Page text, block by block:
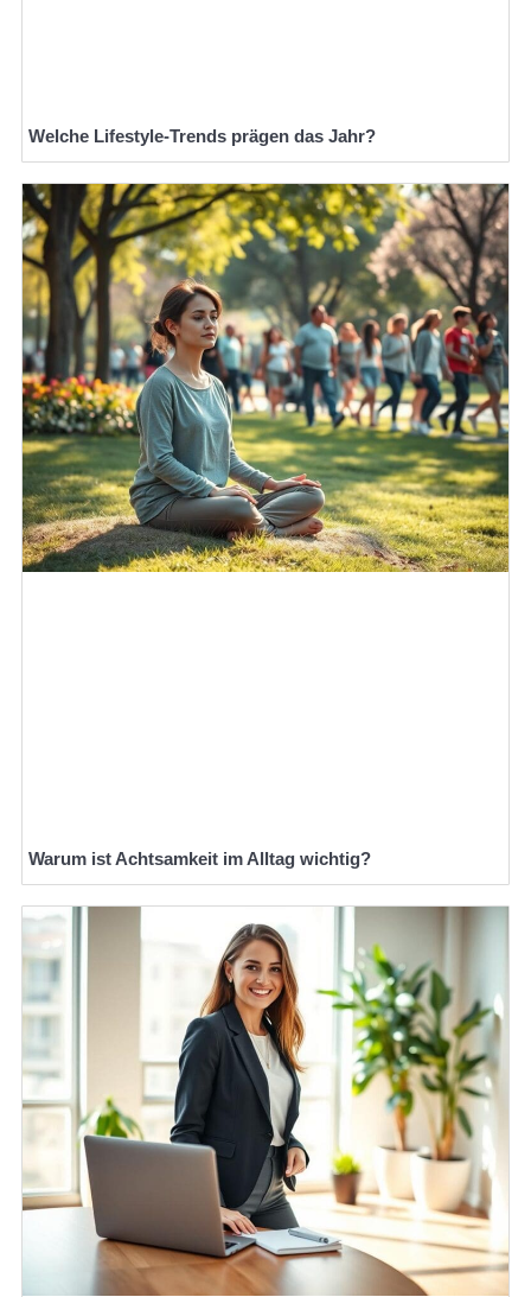
Welche Lifestyle-Trends prägen das Jahr?
Warum ist Achtsamkeit im Alltag wichtig?